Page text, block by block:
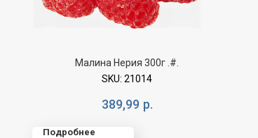
Малина Нерия 300г .#.
SKU: 21014
389,99 р.
Подробнее